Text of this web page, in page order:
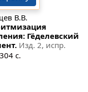
В.В.
Гёделевский
Изд. 2, испр.
с.